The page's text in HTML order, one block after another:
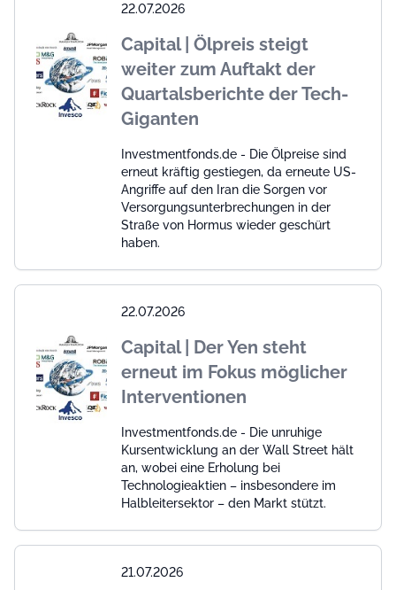
22.07.2026
Capital | Ölpreis steigt
weiter zum Auftakt der
Quartalsberichte der Tech-
Giganten
Investmentfonds.de - Die Ölpreise sind
erneut kräftig gestiegen, da erneute US-
Angriffe auf den Iran die Sorgen vor
Versorgungsunterbrechungen in der
Straße von Hormus wieder geschürt
haben.
22.07.2026
Capital | Der Yen steht
erneut im Fokus möglicher
Interventionen
Investmentfonds.de - Die unruhige
Kursentwicklung an der Wall Street hält
an, wobei eine Erholung bei
Technologieaktien – insbesondere im
Halbleitersektor – den Markt stützt.
21.07.2026